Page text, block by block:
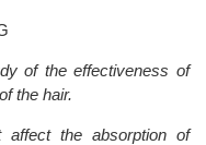
of the effectiveness of
the hair.
the absorption of